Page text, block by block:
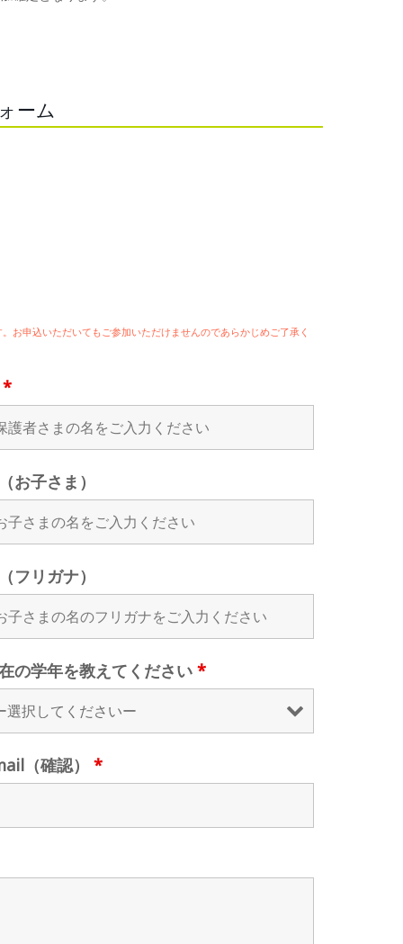
ーム
お申込いただいてもご参加いただけませんのであらかじめご了承く
*
お子さま）
フリガナ）
の学年を教えてください*
（確認）*